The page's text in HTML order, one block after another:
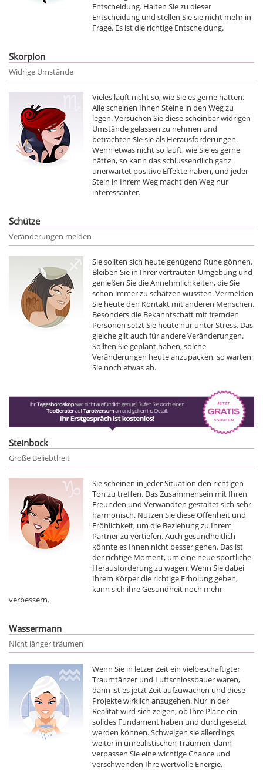
Entscheidung. Halten Sie zu dieser
Entscheidung und stellen Sie sie nicht mehr in
Frage. Es ist die richtige Entscheidung.
Skorpion
Widrige Umstände
Vieles läuft nicht so, wie Sie es gerne hätten.
Alle scheinen Ihnen Steine in den Weg zu
legen. Versuchen Sie diese scheinbar widrigen
Umstände gelassen zu nehmen und
betrachten Sie sie als Herausforderungen.
Wenn etwas nicht so läuft, wie Sie es gerne
hätten, so kann das schlussendlich ganz
unerwartet positive Effekte haben, und jeder
Stein in Ihrem Weg macht den Weg nur
interessanter.
Schütze
Veränderungen meiden
Sie sollten sich heute genügend Ruhe gönnen.
Bleiben Sie in Ihrer vertrauten Umgebung und
genießen Sie die Annehmlichkeiten, die Sie
schon immer zu schätzen wussten. Vermeiden
Sie heute den Kontakt mit anderen Menschen.
Besonders die Bekanntschaft mit fremden
Personen setzt Sie heute nur unter Stress. Das
gleiche gilt auch für andere Veränderungen.
Sollten Sie geplant haben, solche
Veränderungen heute anzupacken, so warten
Sie noch etwas ab.
Steinbock
Große Beliebtheit
Sie scheinen in jeder Situation den richtigen
Ton zu treffen. Das Zusammensein mit Ihren
Freunden und Verwandten gestaltet sich sehr
harmonisch. Nutzen Sie diese Offenheit und
Fröhlichkeit, um die Beziehung zu Ihrem
Partner zu vertiefen. Auch gesundheitlich
könnte es Ihnen nicht besser gehen. Das ist
der richtige Moment, um eine neue sportliche
Herausforderung zu wagen. Wenn Sie dabei
Ihrem Körper die richtige Erholung geben,
kann sich ihre Gesundheit noch mehr
verbessern.
Wassermann
Nicht länger träumen
Wenn Sie in letzer Zeit ein vielbeschäftigter
Traumtänzer und Luftschlossbauer waren,
dann ist es jetzt Zeit aufzuwachen und diese
Projekte wirklich anzugehen. Nur in der
Realität wird sich zeigen, ob Ihre Pläne ein
solides Fundament haben und durchgesetzt
werden können. Schwelgen sie allerdings
weiter in unrealistischen Träumen, dann
verpassen Sie eine wichtige Chance und
verschwenden Ihre wertvolle Energie.